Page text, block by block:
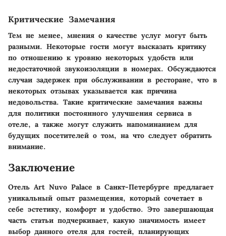
Критические Замечания
Тем не менее, мнения о качестве услуг могут быть
разными. Некоторые гости могут высказать критику
по отношению к уровню некоторых удобств или
недостаточной звукоизоляции в номерах. Обсуждаются
случаи задержек при обслуживании в ресторане, что в
некоторых отзывах указывается как причина
недовольства. Такие критические замечания важны
для политики постоянного улучшения сервиса в
отеле, а также могут служить напоминанием для
будущих посетителей о том, на что следует обратить
внимание.
Заключение
Отель Art Nuvo Palace в Санкт-Петербурге предлагает
уникальный опыт размещения, который сочетает в
себе эстетику, комфорт и удобство. Это завершающая
часть статьи подчеркивает, какую значимость имеет
выбор данного отеля для гостей, планирующих